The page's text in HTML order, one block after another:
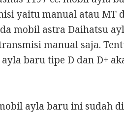
yaitu manual atau MT
mobil astra Daihatsu
manual saja.
baru tipe D dan D+
ayla baru ini sudah